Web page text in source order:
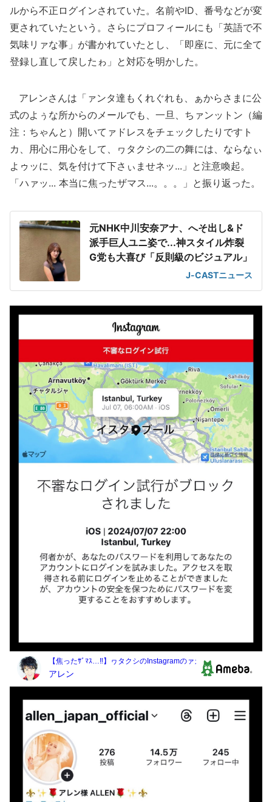
ルから不正ログインされていた。名前やID、番号などが変
更されていたという。さらにプロフィールにも「英語で不
気味リァな事」が書かれていたとし、「即座に、元に全て
登録し直して戻したゎ」と対応を明かした。
アレンさんは「ァンタ達もくれぐれも、ぁからさまに公
式のよぅな所からのメールでも、一旦、ちァンットン（編
注：ちゃんと）開いてァドレスをチェックしたりですト
カ、用心に用心をして、ヮタクシの二の舞には、ならなぃ
よゥッに、気を付けて下さぃませネッ...」と注意喚起。
「ハァッ... 本当に焦ったザマス...。。。」と振り返った。
元NHK中川安奈アナ、へそ出し&ド
派手巨人ユニ姿で...神スタイル炸裂
G党も大喜び「反則級のビジュアル」
J-CASTニュース